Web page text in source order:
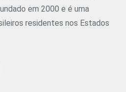
em 2000 e é uma
residentes nos Estados